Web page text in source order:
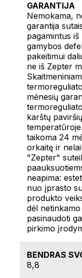
GARANTIJA
Nemokama,
garantija
pagamintus
gamybos
pakeitimui
ne iš Zepter
mėnesių
karštų
taikoma 24
orkaitę ir
"Zepter"
neapima:
nuo įprasto
produkto
dėl
pasinaudoti
pirkimo
BENDRAS
8,8